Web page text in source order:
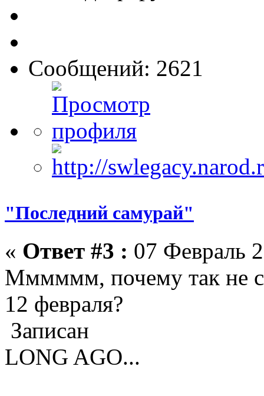
Сообщений: 2621
"Последний самурай"
« Ответ #3 : 07 Февраль
Мммммм, почему так не
12 февраля?
Записан
LONG AGO...